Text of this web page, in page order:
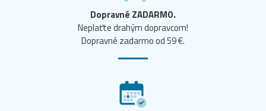
Dopravné ZADARMO.
Neplaťte drahým dopravcom!
Dopravné zadarmo od 59 €.